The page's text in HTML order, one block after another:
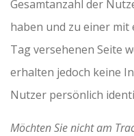
Gesamtanzahl der
haben und zu einer
Tag versehenen Seite
erhalten jedoch keine
Nutzer persönlich
Möchten Sie nicht am